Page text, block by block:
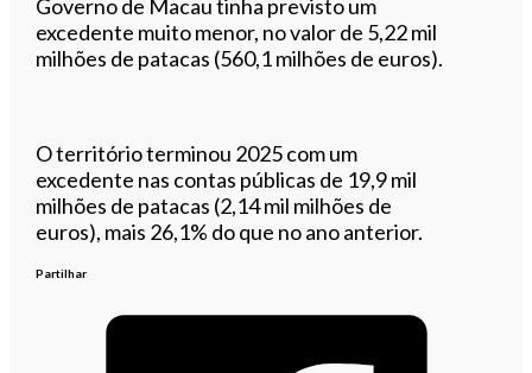
Governo de Macau tinha previsto um
excedente muito menor, no valor de 5,22 mil
milhões de patacas (560,1 milhões de euros).
O território terminou 2025 com um
excedente nas contas públicas de 19,9 mil
milhões de patacas (2,14 mil milhões de
euros), mais 26,1% do que no ano anterior.
Partilhar